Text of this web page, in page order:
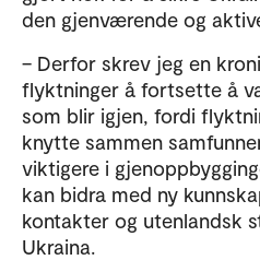
den gjenværende og
– Derfor skrev jeg en
flyktninger å fortsette å
som blir igjen, fordi
knytte sammen
viktigere i
kan bidra med ny
kontakter og utenlandsk
Ukraina.